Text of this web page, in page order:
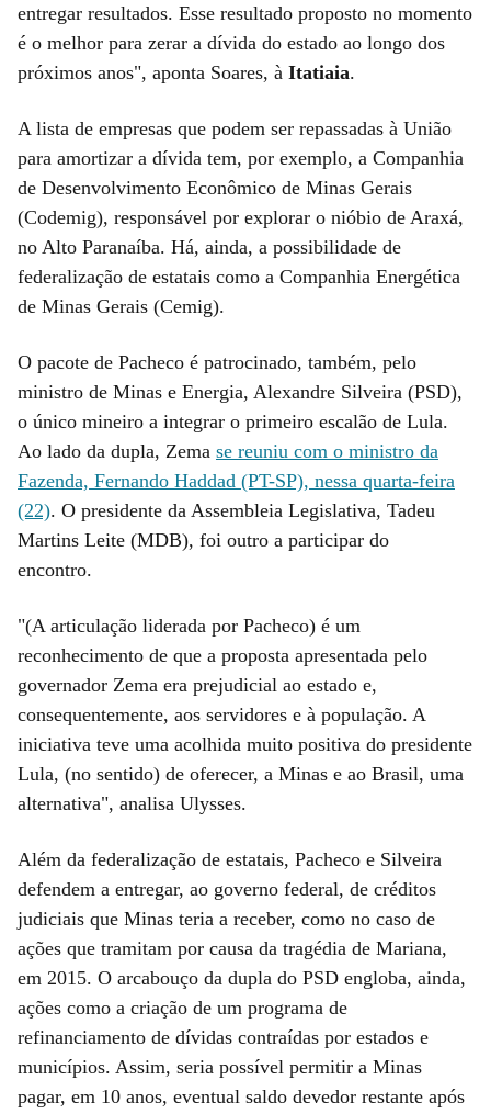
entregar resultados. Esse resultado proposto no momento
é o melhor para zerar a dívida do estado ao longo dos
próximos anos", aponta Soares, à Itatiaia.
A lista de empresas que podem ser repassadas à União
para amortizar a dívida tem, por exemplo, a Companhia
de Desenvolvimento Econômico de Minas Gerais
(Codemig), responsável por explorar o nióbio de Araxá,
no Alto Paranaíba. Há, ainda, a possibilidade de
federalização de estatais como a Companhia Energética
de Minas Gerais (Cemig).
O pacote de Pacheco é patrocinado, também, pelo
ministro de Minas e Energia, Alexandre Silveira (PSD),
o único mineiro a integrar o primeiro escalão de Lula.
Ao lado da dupla, Zema se reuniu com o ministro da
Fazenda, Fernando Haddad (PT-SP), nessa quarta-feira
(22). O presidente da Assembleia Legislativa, Tadeu
Martins Leite (MDB), foi outro a participar do
encontro.
"(A articulação liderada por Pacheco) é um
reconhecimento de que a proposta apresentada pelo
governador Zema era prejudicial ao estado e,
consequentemente, aos servidores e à população. A
iniciativa teve uma acolhida muito positiva do presidente
Lula, (no sentido) de oferecer, a Minas e ao Brasil, uma
alternativa", analisa Ulysses.
Além da federalização de estatais, Pacheco e Silveira
defendem a entregar, ao governo federal, de créditos
judiciais que Minas teria a receber, como no caso de
ações que tramitam por causa da tragédia de Mariana,
em 2015. O arcabouço da dupla do PSD engloba, ainda,
ações como a criação de um programa de
refinanciamento de dívidas contraídas por estados e
municípios. Assim, seria possível permitir a Minas
pagar, em 10 anos, eventual saldo devedor restante após